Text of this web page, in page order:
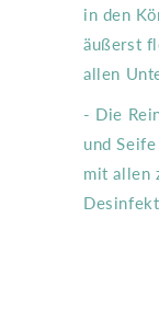
in den
äußerst
allen
- Die
und
mit allen